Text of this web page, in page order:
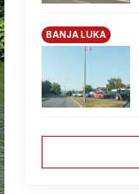
BANJA LUKA